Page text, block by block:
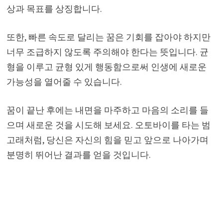
상과 목표를 상징합니다.
또한, 빠른 속도로 달리는 꿈은 기회를 잡아야 하지만
너무 조급하지 않도록 주의해야 한다는 뜻입니다. 균
형을 이루고 균형 있게 행동함으로써 인생에 새로운
가능성을 열어줄 수 있습니다.
꿈이 끝난 후에는 내면을 마주하고 마음의 소리를 들
으며 새로운 것을 시도해 보세요. 오토바이를 타는 범
고래처럼, 당신은 자신의 힘을 믿고 앞으로 나아가며
분명히 뛰어난 결과를 얻을 것입니다.